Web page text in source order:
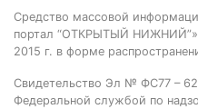
Средство массовой
портал “ОТКРЫТЫЙ НИЖНИЙ”»
2015 г. в форме
Свидетельство Эл № ФС77 –
Федеральной службой по